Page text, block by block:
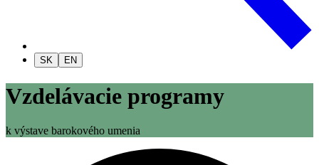
SK EN
Vzdelávacie programy
k výstave barokového umenia